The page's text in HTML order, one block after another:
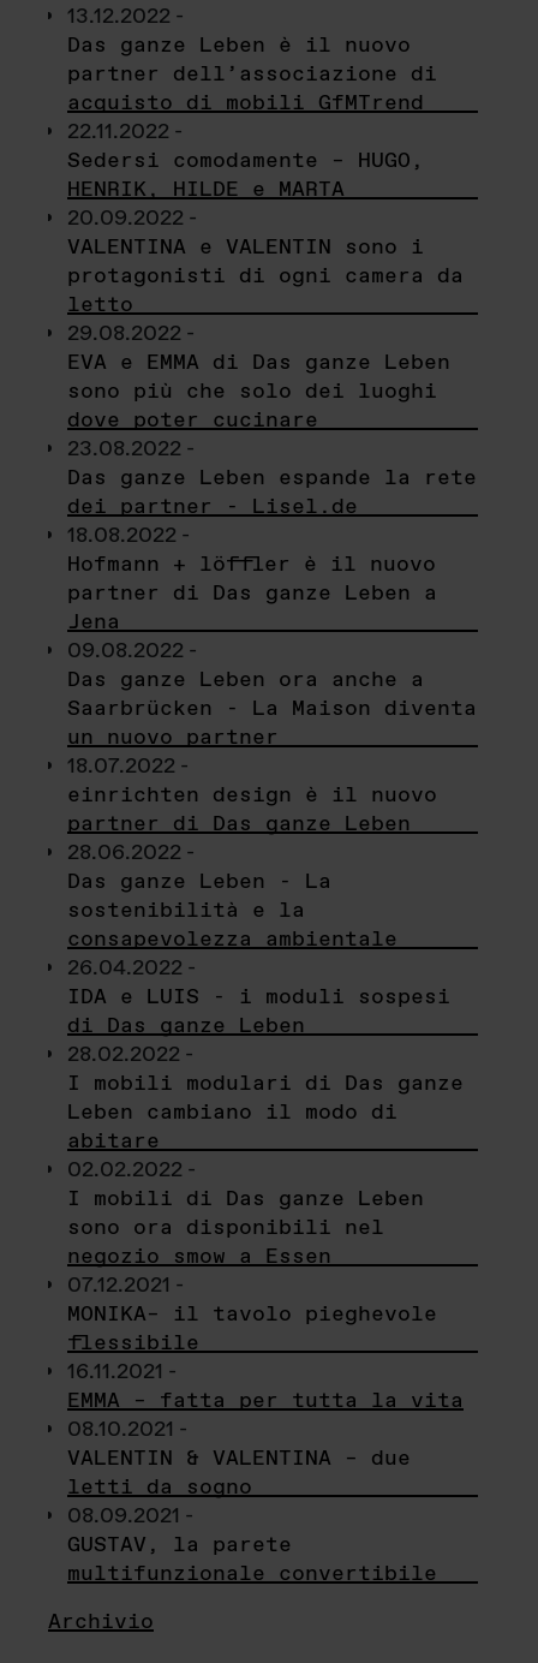
13.12.2022 -
Das ganze Leben è il nuovo
partner dell’associazione di
acquisto di mobili GfMTrend
22.11.2022 -
Sedersi comodamente – HUGO,
HENRIK, HILDE e MARTA
20.09.2022 -
VALENTINA e VALENTIN sono i
protagonisti di ogni camera da
letto
29.08.2022 -
EVA e EMMA di Das ganze Leben
sono più che solo dei luoghi
dove poter cucinare
23.08.2022 -
Das ganze Leben espande la rete
dei partner - Lisel.de
18.08.2022 -
Hofmann + löffler è il nuovo
partner di Das ganze Leben a
Jena
09.08.2022 -
Das ganze Leben ora anche a
Saarbrücken - La Maison diventa
un nuovo partner
18.07.2022 -
einrichten design è il nuovo
partner di Das ganze Leben
28.06.2022 -
Das ganze Leben - La
sostenibilità e la
consapevolezza ambientale
26.04.2022 -
IDA e LUIS - i moduli sospesi
di Das ganze Leben
28.02.2022 -
I mobili modulari di Das ganze
Leben cambiano il modo di
abitare
02.02.2022 -
I mobili di Das ganze Leben
sono ora disponibili nel
negozio smow a Essen
07.12.2021 -
MONIKA– il tavolo pieghevole
flessibile
16.11.2021 -
EMMA – fatta per tutta la vita
08.10.2021 -
VALENTIN & VALENTINA – due
letti da sogno
08.09.2021 -
GUSTAV, la parete
multifunzionale convertibile
Archivio